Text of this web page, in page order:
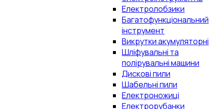
Електролобзики
Багатофункціональний
інструмент
Викрутки акумуляторні
Шліфувальні та
полірувальні машини
Дискові пили
Шабельні пили
Електроножиці
Електрорубанки